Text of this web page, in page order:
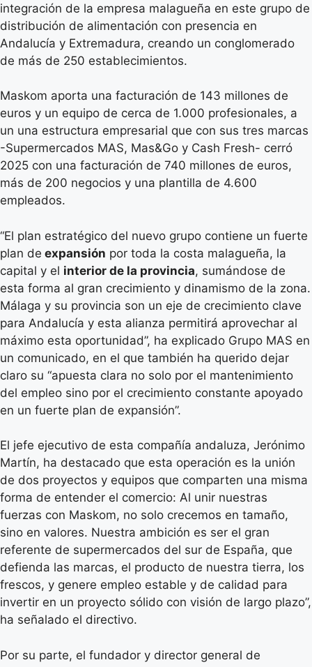
integración de la empresa malagueña en este grupo de
distribución de alimentación con presencia en
Andalucía y Extremadura, creando un conglomerado
de más de 250 establecimientos.
Maskom aporta una facturación de 143 millones de
euros y un equipo de cerca de 1.000 profesionales, a
un una estructura empresarial que con sus tres marcas
-Supermercados MAS, Mas&Go y Cash Fresh- cerró
2025 con una facturación de 740 millones de euros,
más de 200 negocios y una plantilla de 4.600
empleados.
“El plan estratégico del nuevo grupo contiene un fuerte
plan de expansión por toda la costa malagueña, la
capital y el interior de la provincia, sumándose de
esta forma al gran crecimiento y dinamismo de la zona.
Málaga y su provincia son un eje de crecimiento clave
para Andalucía y esta alianza permitirá aprovechar al
máximo esta oportunidad”, ha explicado Grupo MAS en
un comunicado, en el que también ha querido dejar
claro su “apuesta clara no solo por el mantenimiento
del empleo sino por el crecimiento constante apoyado
en un fuerte plan de expansión”.
El jefe ejecutivo de esta compañía andaluza, Jerónimo
Martín, ha destacado que esta operación es la unión
de dos proyectos y equipos que comparten una misma
forma de entender el comercio: Al unir nuestras
fuerzas con Maskom, no solo crecemos en tamaño,
sino en valores. Nuestra ambición es ser el gran
referente de supermercados del sur de España, que
defienda las marcas, el producto de nuestra tierra, los
frescos, y genere empleo estable y de calidad para
invertir en un proyecto sólido con visión de largo plazo”,
ha señalado el directivo.
Por su parte, el fundador y director general de